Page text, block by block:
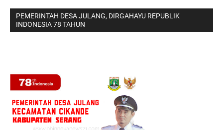
PEMERINTAH DESA JULANG, DIRGAHAYU REPUBLIK
INDONESIA 78 TAHUN